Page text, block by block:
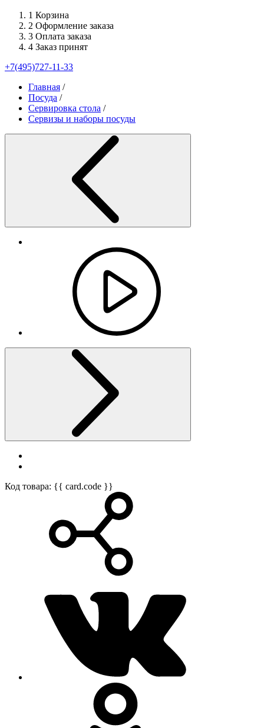
1 Корзина
2 Оформление заказа
3 Оплата заказа
4 Заказ принят
+7(495)727-11-33
Главная /
Посуда /
Сервировка стола /
Сервизы и наборы посуды
Код товара: {{ card.code }}